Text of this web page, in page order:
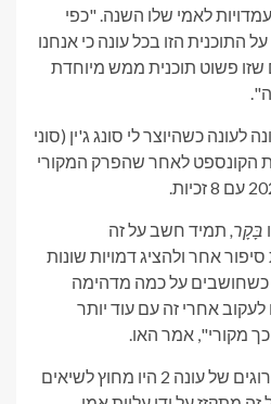
לאמי שלו השנה. "כפי
התוכנית הזו בכל עונה כי אנחנו
שזו פשוט תוכנית ממש מיוחדת
לעונה כשהיוצר לי סונג ג'ין (סוני
הקונספט לאחר שהפרק המקורי
בָּקָר, תמיד חשב על זה
אחר ולהציג דמויות שונות
כשחושבים על כמה מדהימה
הצליח לעקוב אחרי זה עם עוד יותר
מקורי", אמר האו.
יש פרק שלישי בקרוב? הדירוגים של עונה 2 היו מחוץ לשיאים